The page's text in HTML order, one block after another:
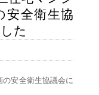
安全衛生協
た
安全衛生協議会に